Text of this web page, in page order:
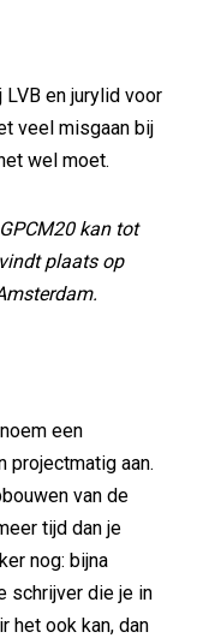
en jurylid voor
veel misgaan bij
wel moet.
kan tot
plaats op
een
projectmatig aan.
van de
tijd dan je
nog: bijna
schrijver die je in
het ook kan, dan